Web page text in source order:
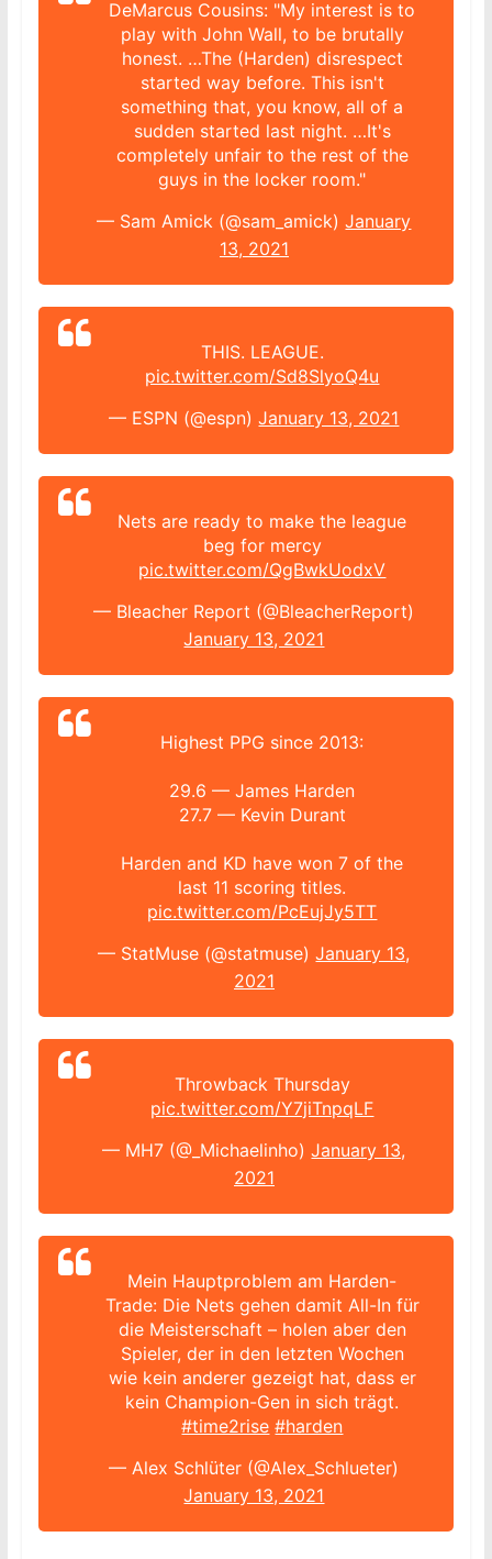
DeMarcus Cousins: "My interest is to
play with John Wall, to be brutally
honest. …The (Harden) disrespect
started way before. This isn't
something that, you know, all of a
sudden started last night. …It's
completely unfair to the rest of the
guys in the locker room."
— Sam Amick (@sam_amick)January
13, 2021
THIS. LEAGUE.
pic.twitter.com/Sd8SlyoQ4u
— ESPN (@espn)January 13, 2021
Nets are ready to make the league
beg for mercy
pic.twitter.com/QgBwkUodxV
— Bleacher Report (@BleacherReport)
January 13, 2021
Highest PPG since 2013:
29.6 — James Harden
27.7 — Kevin Durant
Harden and KD have won 7 of the
last 11 scoring titles.
pic.twitter.com/PcEujJy5TT
— StatMuse (@statmuse)January 13,
2021
Throwback Thursday
pic.twitter.com/Y7jiTnpqLF
— MH7 (@_Michaelinho)January 13,
2021
Mein Hauptproblem am Harden-
Trade: Die Nets gehen damit All-In für
die Meisterschaft – holen aber den
Spieler, der in den letzten Wochen
wie kein anderer gezeigt hat, dass er
kein Champion-Gen in sich trägt.
#time2rise #harden
— Alex Schlüter (@Alex_Schlueter)
January 13, 2021